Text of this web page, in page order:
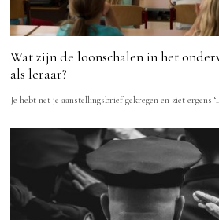
Wat zijn de loonschalen in het
als leraar?
Je hebt net je aanstellingsbrief gekregen en ziet ergens